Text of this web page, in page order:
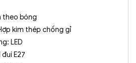
theo bóng
kim thép chống gỉ
LED
E27